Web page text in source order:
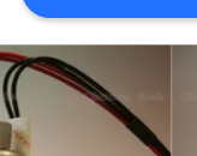
মামলা
একটি